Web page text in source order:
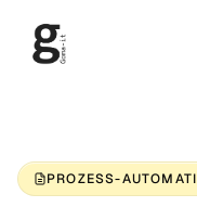
PROZESS-